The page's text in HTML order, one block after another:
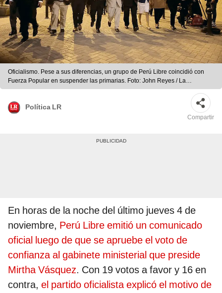
Oficialismo. Pese a sus diferencias, un grupo de Perú Libre coincidió con
Fuerza Popular en suspender las primarias. Foto: John Reyes / La
República
Política LR
Compartir
En horas de la noche del último jueves 4 de
noviembre, Perú Libre emitió un comunicado
oficial luego de que se apruebe el voto de
confianza al gabinete ministerial que preside
Mirtha Vásquez. Con 19 votos a favor y 16 en
contra, el partido oficialista explicó el motivo de